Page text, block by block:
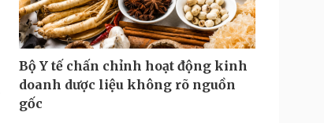
Bộ Y tế chấn chỉnh hoạt động kinh
doanh dược liệu không rõ nguồn
gốc